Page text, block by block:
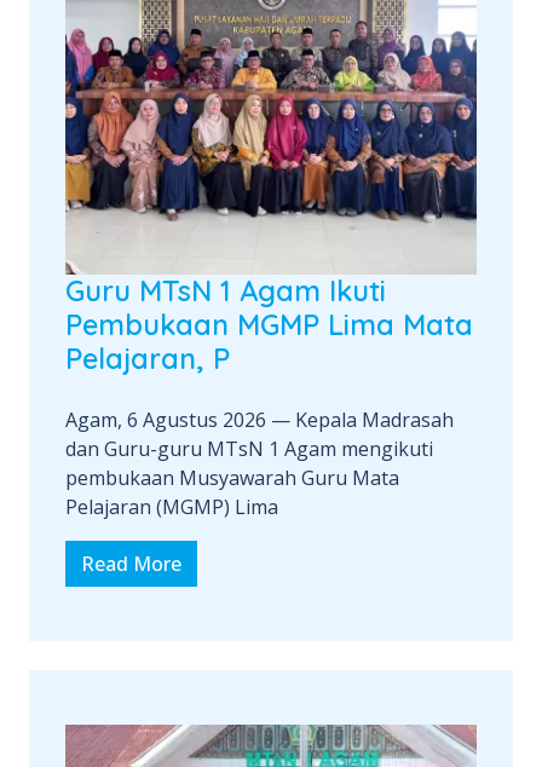
Guru MTsN 1 Agam Ikuti
Pembukaan MGMP Lima Mata
Pelajaran, P
Agam, 6 Agustus 2026 — Kepala Madrasah
dan Guru-guru MTsN 1 Agam mengikuti
pembukaan Musyawarah Guru Mata
Pelajaran (MGMP) Lima
Read More